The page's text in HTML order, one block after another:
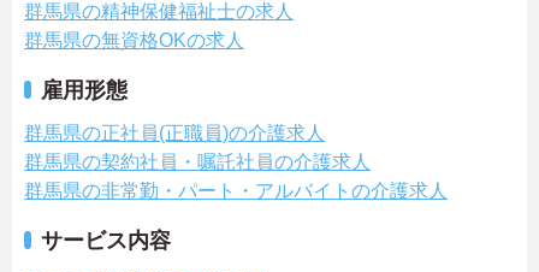
群馬県の精神保健福祉士の求人
群馬県の無資格OKの求人
雇用形態
群馬県の正社員(正職員)の介護求人
群馬県の契約社員・嘱託社員の介護求人
群馬県の非常勤・パート・アルバイトの介護求人
サービス内容